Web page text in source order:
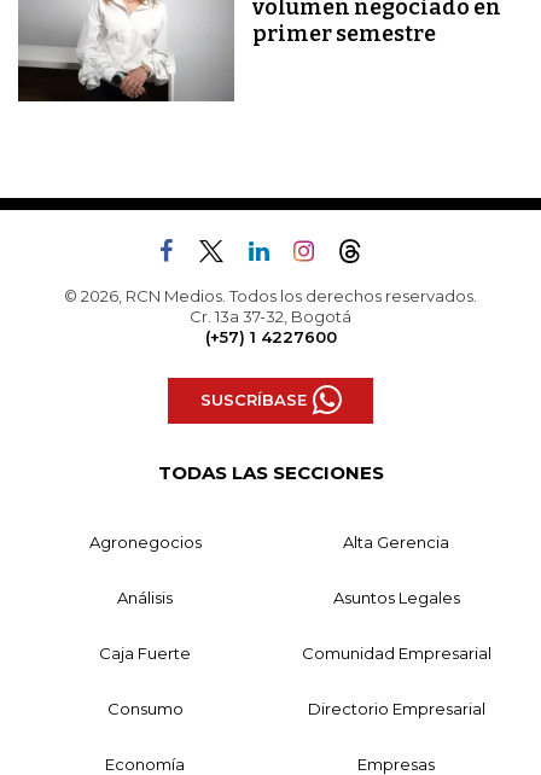
volumen negociado en
primer semestre
© 2026, RCN Medios. Todos los derechos reservados.
Cr. 13a 37-32, Bogotá
(+57) 1 4227600
SUSCRÍBASE
TODAS LAS SECCIONES
Agronegocios Alta Gerencia
Análisis Asuntos Legales
Caja Fuerte Comunidad Empresarial
Consumo Directorio Empresarial
Economía Empresas